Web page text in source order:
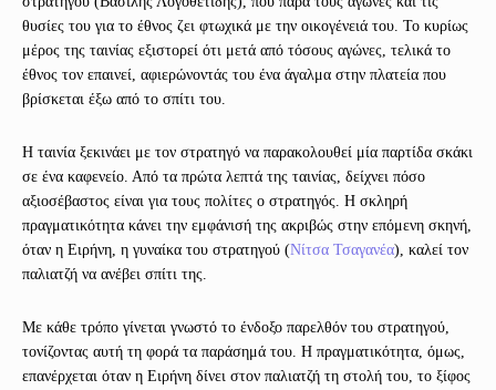
θυσίες του για το έθνος ζει φτωχικά με την οικογένειά του. Το κυρίως
μέρος της ταινίας εξιστορεί ότι μετά από τόσους αγώνες, τελικά το
έθνος τον επαινεί, αφιερώνοντάς του ένα άγαλμα στην πλατεία που
βρίσκεται έξω από το σπίτι του.
Η ταινία ξεκινάει με τον στρατηγό να παρακολουθεί μία παρτίδα σκάκι
σε ένα καφενείο. Από τα πρώτα λεπτά της ταινίας, δείχνει πόσο
αξιοσέβαστος είναι για τους πολίτες ο στρατηγός. Η σκληρή
πραγματικότητα κάνει την εμφάνισή της ακριβώς στην επόμενη σκηνή,
όταν η Ειρήνη, η γυναίκα του στρατηγού (Νίτσα Τσαγανέα), καλεί τον
παλιατζή να ανέβει σπίτι της.
Με κάθε τρόπο γίνεται γνωστό το ένδοξο παρελθόν του στρατηγού,
τονίζοντας αυτή τη φορά τα παράσημά του. Η πραγματικότητα, όμως,
επανέρχεται όταν η Ειρήνη δίνει στον παλιατζή τη στολή του, το ξίφος